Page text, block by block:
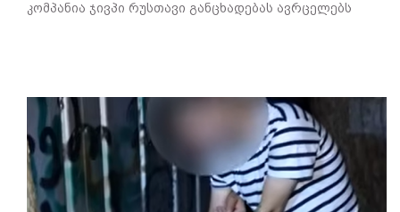
კომპანია ჯივპი რუსთავი განცხადებას ავრცელებს